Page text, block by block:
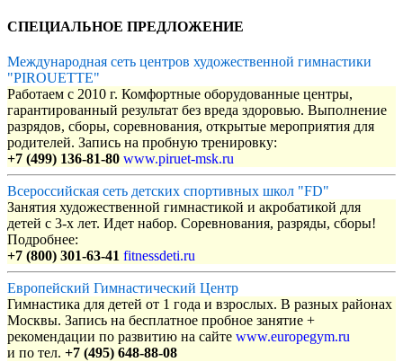
СПЕЦИАЛЬНОЕ ПРЕДЛОЖЕНИЕ
Международная сеть центров художественной гимнастики
"PIROUETTE"
Работаем с 2010 г. Комфортные оборудованные центры,
гарантированный результат без вреда здоровью. Выполнение
разрядов, сборы, соревнования, открытые мероприятия для
родителей. Запись на пробную тренировку:
+7 (499) 136-81-80 www.piruet-msk.ru
Всероссийская сеть детских спортивных школ "FD"
Занятия художественной гимнастикой и акробатикой для
детей с 3-х лет. Идет набор. Соревнования, разряды, сборы!
Подробнее:
+7 (800) 301-63-41 fitnessdeti.ru
Европейский Гимнастический Центр
Гимнастика для детей от 1 года и взрослых. В разных районах
Москвы. Запись на бесплатное пробное занятие +
рекомендации по развитию на сайте www.europegym.ru
и по тел. +7 (495) 648-88-08